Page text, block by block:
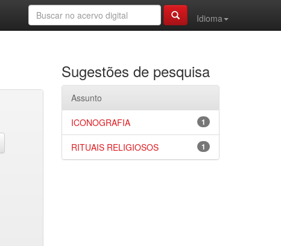
Idioma
Sugestões de pesquisa
Assunto
1
ICONOGRAFIA
1
RITUAIS RELIGIOSOS